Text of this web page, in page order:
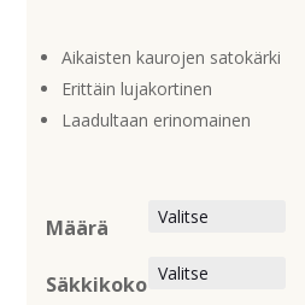
Aikaisten kaurojen satokärki
Erittäin lujakortinen
Laadultaan erinomainen
Määrä
Säkkikoko